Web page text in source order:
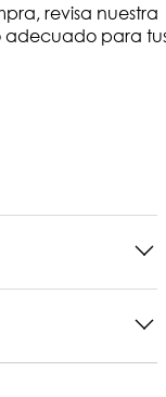
revisa nuestra
adecuado para